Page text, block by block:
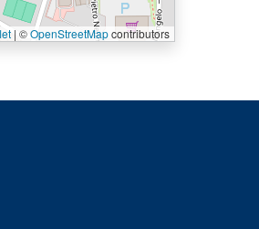
| ©OpenStreetMapcontributors